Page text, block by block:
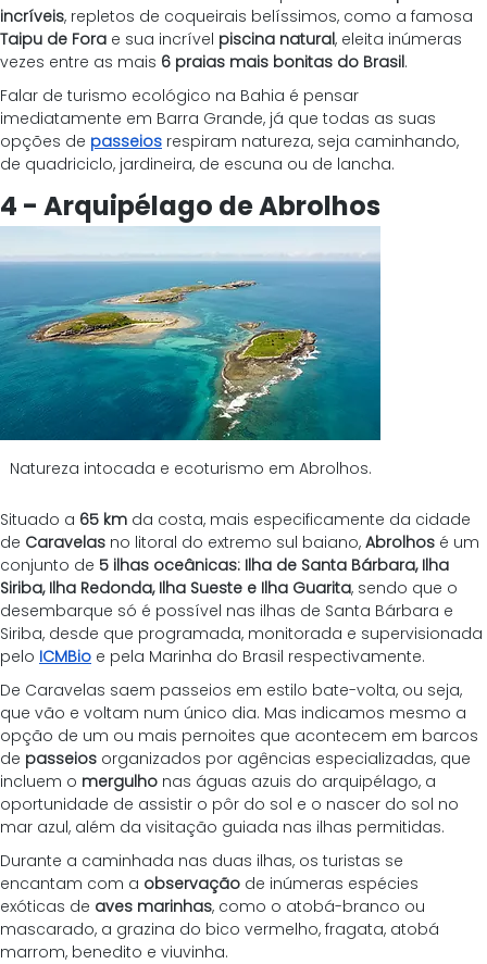
incríveis, repletos de coqueirais belíssimos, como a famosa
Taipu de Fora e sua incrível piscina natural, eleita inúmeras
vezes entre as mais 6 praias mais bonitas do Brasil.
Falar de turismo ecológico na Bahia é pensar
imediatamente em Barra Grande, já que todas as suas
opções de passeios respiram natureza, seja caminhando,
de quadriciclo, jardineira, de escuna ou de lancha.
4 - Arquipélago de Abrolhos
Natureza intocada e ecoturismo em Abrolhos.
Situado a 65 km da costa, mais especificamente da cidade
de Caravelas no litoral do extremo sul baiano, Abrolhos é um
conjunto de 5 ilhas oceânicas: Ilha de Santa Bárbara, Ilha
Siriba, Ilha Redonda, Ilha Sueste e Ilha Guarita, sendo que o
desembarque só é possível nas ilhas de Santa Bárbara e
Siriba, desde que programada, monitorada e supervisionada
pelo ICMBio e pela Marinha do Brasil respectivamente.
De Caravelas saem passeios em estilo bate-volta, ou seja,
que vão e voltam num único dia. Mas indicamos mesmo a
opção de um ou mais pernoites que acontecem em barcos
de passeios organizados por agências especializadas, que
incluem o mergulho nas águas azuis do arquipélago, a
oportunidade de assistir o pôr do sol e o nascer do sol no
mar azul, além da visitação guiada nas ilhas permitidas.
Durante a caminhada nas duas ilhas, os turistas se
encantam com a observação de inúmeras espécies
exóticas de aves marinhas, como o atobá-branco ou
mascarado, a grazina do bico vermelho, fragata, atobá
marrom, benedito e viuvinha.